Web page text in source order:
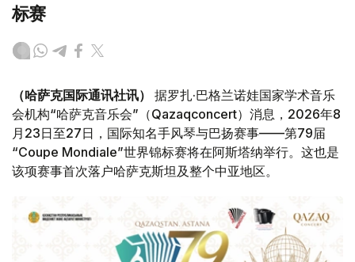
标赛
（哈萨克国际通讯社讯）
据罗扎·巴格兰诺娃国家学术音乐
会机构“哈萨克音乐会”（Qazaqconcert）消息，2026年8
月23日至27日，国际知名手风琴与巴扬赛事——第79届
“Coupe Mondiale”世界锦标赛将在阿斯塔纳举行。这也是
该项赛事首次落户哈萨克斯坦及整个中亚地区。